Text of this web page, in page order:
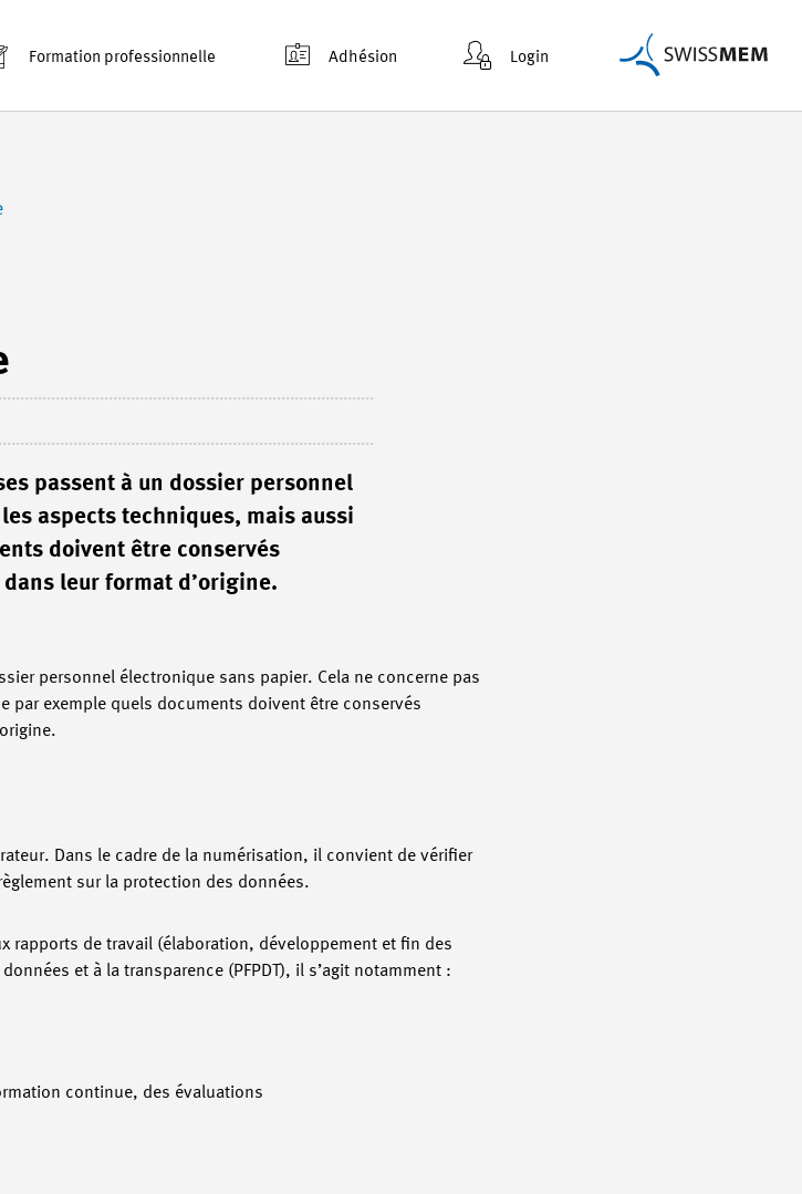
Formation professionnelle Adhésion Login
passent à un dossier personnel
aspects techniques, mais aussi
doivent être conservés
leur format d’origine.
personnel électronique sans papier. Cela ne concerne pas
exemple quels documents doivent être conservés
Dans le cadre de la numérisation, il convient de vérifier
sur la protection des données.
rapports de travail (élaboration, développement et fin des
et à la transparence (PFPDT), il s’agit notamment :
continue, des évaluations